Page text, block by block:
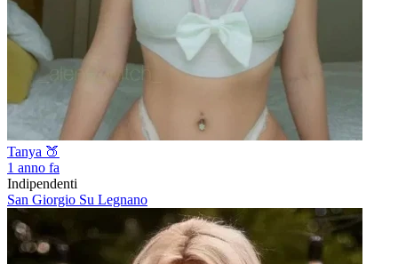
Tanya 🍑
1 anno fa
Indipendenti
San Giorgio Su Legnano